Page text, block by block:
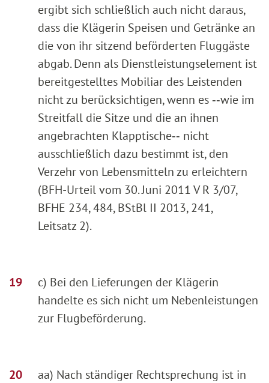
ergibt sich schließlich auch nicht daraus,
dass die Klägerin Speisen und Getränke an
die von ihr sitzend beförderten Fluggäste
abgab. Denn als Dienstleistungselement ist
bereitgestelltes Mobiliar des Leistenden
nicht zu berücksichtigen, wenn es ‑‑wie im
Streitfall die Sitze und die an ihnen
angebrachten Klapptische‑‑ nicht
ausschließlich dazu bestimmt ist, den
Verzehr von Lebensmitteln zu erleichtern
(BFH-Urteil vom 30. Juni 2011 V R 3/07,
BFHE 234, 484, BStBl II 2013, 241,
Leitsatz 2).
c) Bei den Lieferungen der Klägerin
handelte es sich nicht um Nebenleistungen
zur Flugbeförderung.
aa) Nach ständiger Rechtsprechung ist in